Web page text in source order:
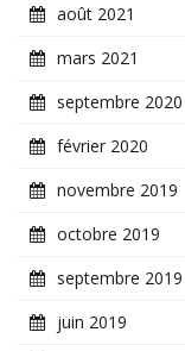
août 2021
mars 2021
septembre 2020
février 2020
novembre 2019
octobre 2019
septembre 2019
juin 2019